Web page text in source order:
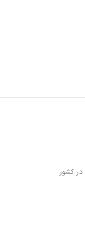
در کشور